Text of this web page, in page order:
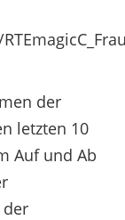
der
letzten 10
Auf und Ab